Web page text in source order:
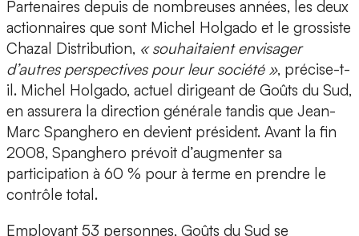
Partenaires depuis de nombreuses années, les deux
actionnaires que sont Michel Holgado et le grossiste
Chazal Distribution, « souhaitaient envisager
d’autres perspectives pour leur société », précise-t-
il. Michel Holgado, actuel dirigeant de Goûts du Sud,
en assurera la direction générale tandis que Jean-
Marc Spanghero en devient président. Avant la fin
2008, Spanghero prévoit d’augmenter sa
participation à 60 % pour à terme en prendre le
contrôle total.
Employant 53 personnes, Goûts du Sud se